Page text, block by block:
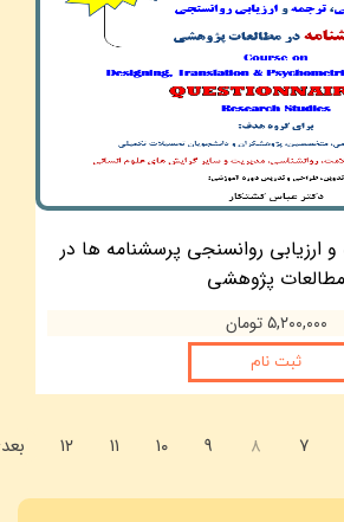
ارزیابی روانسنجی پرسشنامه ها در
مطالعات پژوهشی
۵,۲۰۰,۰۰۰ تومان
ثبت نام
۷ ۸ ۹ ۱۰ ۱۱ ۱۲